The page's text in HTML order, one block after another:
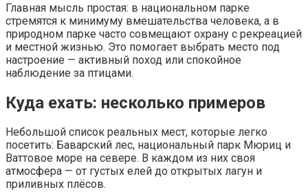
Главная мысль простая: в национальном парке
стремятся к минимуму вмешательства человека, а в
природном парке часто совмещают охрану с рекреацией
и местной жизнью. Это помогает выбрать место под
настроение — активный поход или спокойное
наблюдение за птицами.
Куда ехать: несколько примеров
Небольшой список реальных мест, которые легко
посетить: Баварский лес, национальный парк Мюриц и
Ваттовое море на севере. В каждом из них своя
атмосфера — от густых елей до открытых лагун и
приливных плёсов.